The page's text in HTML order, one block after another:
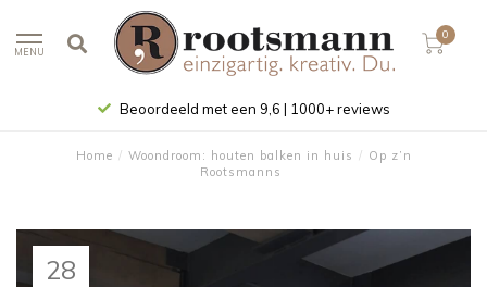
MENU
0
Beoordeeld met een 9,6 | 1000+ reviews
Home / Woondroom: houten balken in huis / Op z’n
Rootsmanns
28